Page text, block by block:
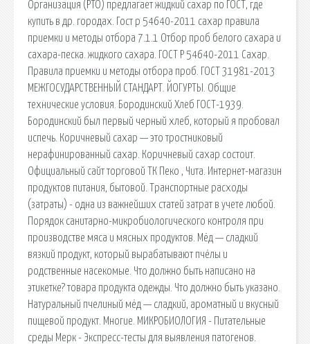
Организация (РТО) предлагает жидкий сахар по ГОСТ, где
купить в др. городах. Гост р 54640-2011 сахар правила
приемки и методы отбора 7.1.1 Отбор проб белого сахара и
сахара-песка. жидкого сахара. ГОСТ Р 54640-2011 Сахар.
Правила приемки и методы отбора проб. ГОСТ 31981-2013
МЕЖГОСУДАРСТВЕННЫЙ СТАНДАРТ. ЙОГУРТЫ. Общие
технические условия. Бородинский Хлеб ГОСТ-1939.
Бородинский был первый черный хлеб, который я пробовал
испечь. Коричневый сахар — это тростниковый
нерафинированный сахар. Коричневый сахар состоит.
Официальный сайт торговой ТК Пеко , Чита. Интернет-магазин
продуктов питания, бытовой. Транспортные расходы
(затраты) - одна из важнейших статей затрат в учете любой.
Порядок санитарно-микробиологического контроля при
производстве мяса и мясных продуктов. Мёд — сладкий
вязкий продукт, который вырабатывают пчёлы и
родственные насекомые. Что должно быть написано на
этикетке? товара продукта одежды. Что должно быть указано.
Натуральный пчелиный мёд — сладкий, ароматный и вкусный
пищевой продукт. Многие. МИКРОБИОЛОГИЯ - Питательные
среды Мерк - Экспресс-тесты для выявления патогенов.